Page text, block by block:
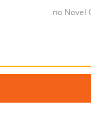
по Novel